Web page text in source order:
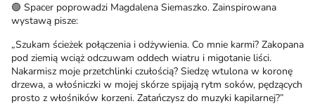
🟢 Spacer poprowadzi Magdalena Siemaszko. Zainspirowana
wystawą pisze:
„Szukam ścieżek połączenia i odżywienia. Co mnie karmi? Zakopana
pod ziemią wciąż odczuwam oddech wiatru i migotanie liści.
Nakarmisz moje przetchlinki czułością? Siedzę wtulona w koronę
drzewa, a włośniczki w mojej skórze spijają rytm soków, pędzących
prosto z włośników korzeni. Zatańczysz do muzyki kapilarnej?”